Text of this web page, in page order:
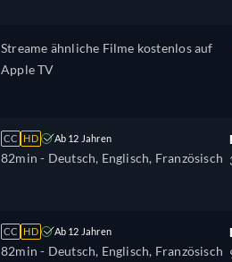
Streame ähnliche Filme kostenlos auf
Apple TV
CC HD Ab 12 Jahren
82min - Deutsch, Englisch, Französisch
CC HD Ab 12 Jahren
82min - Deutsch, Englisch, Französisch